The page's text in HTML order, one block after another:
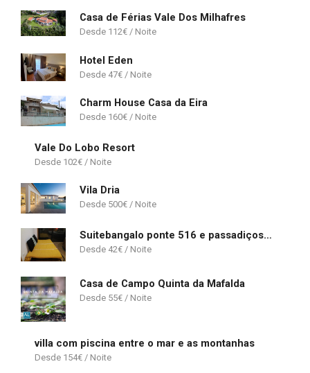
Casa de Férias Vale Dos Milhafres
112€
Hotel Eden
47€
Charm House Casa da Eira
160€
Vale Do Lobo Resort
102€
Vila Dria
500€
Suitebangalo ponte 516 e passadiços do paiva
42€
Casa de Campo Quinta da Mafalda
55€
villa com piscina entre o mar e as montanhas
154€